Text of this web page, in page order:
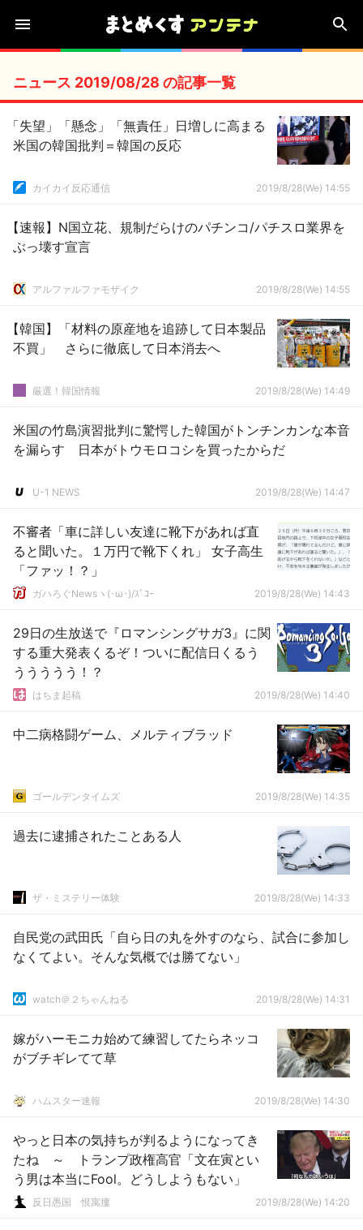
ニュース 2019/08/28 の記事一覧
「失望」「懸念」「無責任」日増しに高まる
米国の韓国批判＝韓国の反応
カイカイ反応通信 2019/8/28(We) 14:55
【速報】N国立花、規制だらけのパチンコ/パチスロ業界を
ぶっ壊す宣言
アルファルファモザイク 2019/8/28(We) 14:55
【韓国】「材料の原産地を追跡して日本製品
不買」 さらに徹底して日本消去へ
厳選！韓国情報 2019/8/28(We) 14:49
米国の竹島演習批判に驚愕した韓国がトンチンカンな本音
を漏らす 日本がトウモロコシを買ったからだ
U-1 NEWS 2019/8/28(We) 14:47
不審者「車に詳しい友達に靴下があれば直
ると聞いた。１万円で靴下くれ」 女子高生
「ファッ！？」
ガハろぐNewsヽ(･ω･)/ｽﾞｺｰ 2019/8/28(We) 14:43
29日の生放送で『ロマンシングサガ3』に関
する重大発表くるぞ！ついに配信日くるう
ううううう！？
はちま起稿 2019/8/28(We) 14:40
中二病格闘ゲーム、メルティブラッド
ゴールデンタイムズ 2019/8/28(We) 14:35
過去に逮捕されたことある人
ザ・ミステリー体験 2019/8/28(We) 14:33
自民党の武田氏「自ら日の丸を外すのなら、試合に参加し
なくてよい。そんな気概では勝てない」
watch＠２ちゃんねる 2019/8/28(We) 14:31
嫁がハーモニカ始めて練習してたらネッコ
がブチギレてて草
ハムスター速報 2019/8/28(We) 14:30
やっと日本の気持ちが判るようになってき
たね ～ トランプ政権高官「文在寅とい
う男は本当にFool。どうしようもない」
反日愚国 恨寓瘻 2019/8/28(We) 14:20